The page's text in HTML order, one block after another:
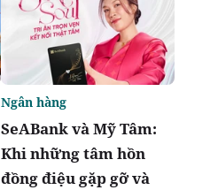
SeABank và Mỹ Tâm:
Khi những tâm hồn
đồng điệu gặp gỡ và
Ngân hàng